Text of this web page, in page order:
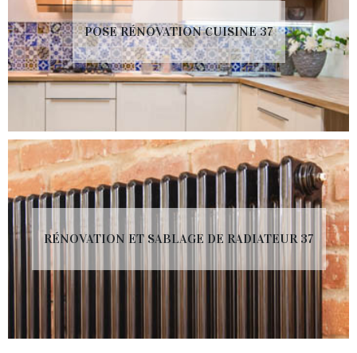
POSE RÉNOVATION CUISINE 37
RÉNOVATION ET SABLAGE DE RADIATEUR 37